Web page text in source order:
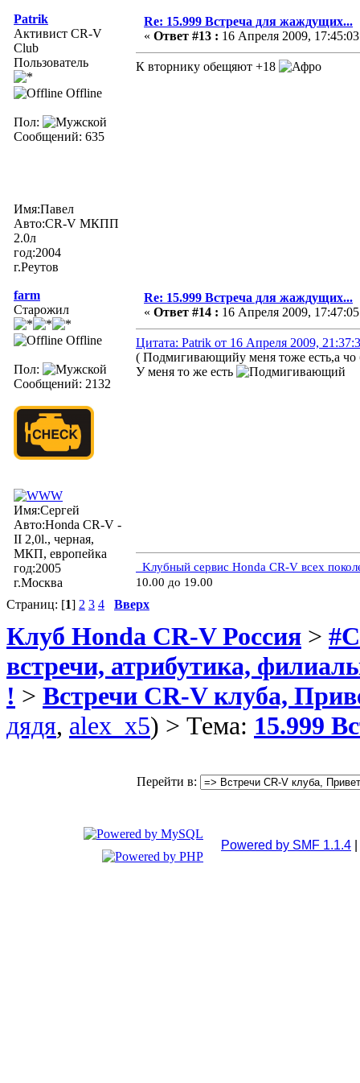
Patrik
Активист CR-V
Club
Пользователь
Offline
Пол:
Сообщений: 635
Имя:Павел
Авто:CR-V МКПП
2.0л
год:2004
г.Реутов
Re: 15.999 Встреча для жаждущих...
« Ответ #13 : 16 Апреля 2009,
К вторнику обещяют +18
farm
Старожил
Offline
Пол:
Сообщений: 2132
Имя:Сергей
Авто:Honda CR-V -
II 2,0l., черная,
МКП, европейка
год:2005
г.Москва
Re: 15.999 Встреча для жаждущих...
« Ответ #14 : 16 Апреля 2009,
Цитата: Patrik от 16 Апреля 2009,
( Подмигивающийу меня тоже есть,а чо
У меня то же есть
Kлубный сервис Honda CR-V всех
10.00 до 19.00
Страниц: [1] 2 3 4 Вверх
Клуб Honda CR-V Россия >
встречи, атрибутика,
! > Встречи CR-V клуба,
дядя, alex_x5) > Тема: 15.999
Перейти в:
Powered by SMF 1.1.4